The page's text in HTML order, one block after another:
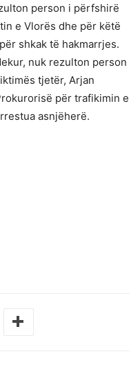
person i përfshirë
e Vlorës dhe për këtë
shkak të hakmarrjes.
nuk rezulton person
tjetër, Arjan
për trafikimin e
asnjëherë.